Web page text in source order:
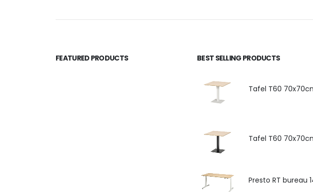
FEATURED PRODUCTS BEST SELLING PRODUCTS
Tafel T60
Tafel T60